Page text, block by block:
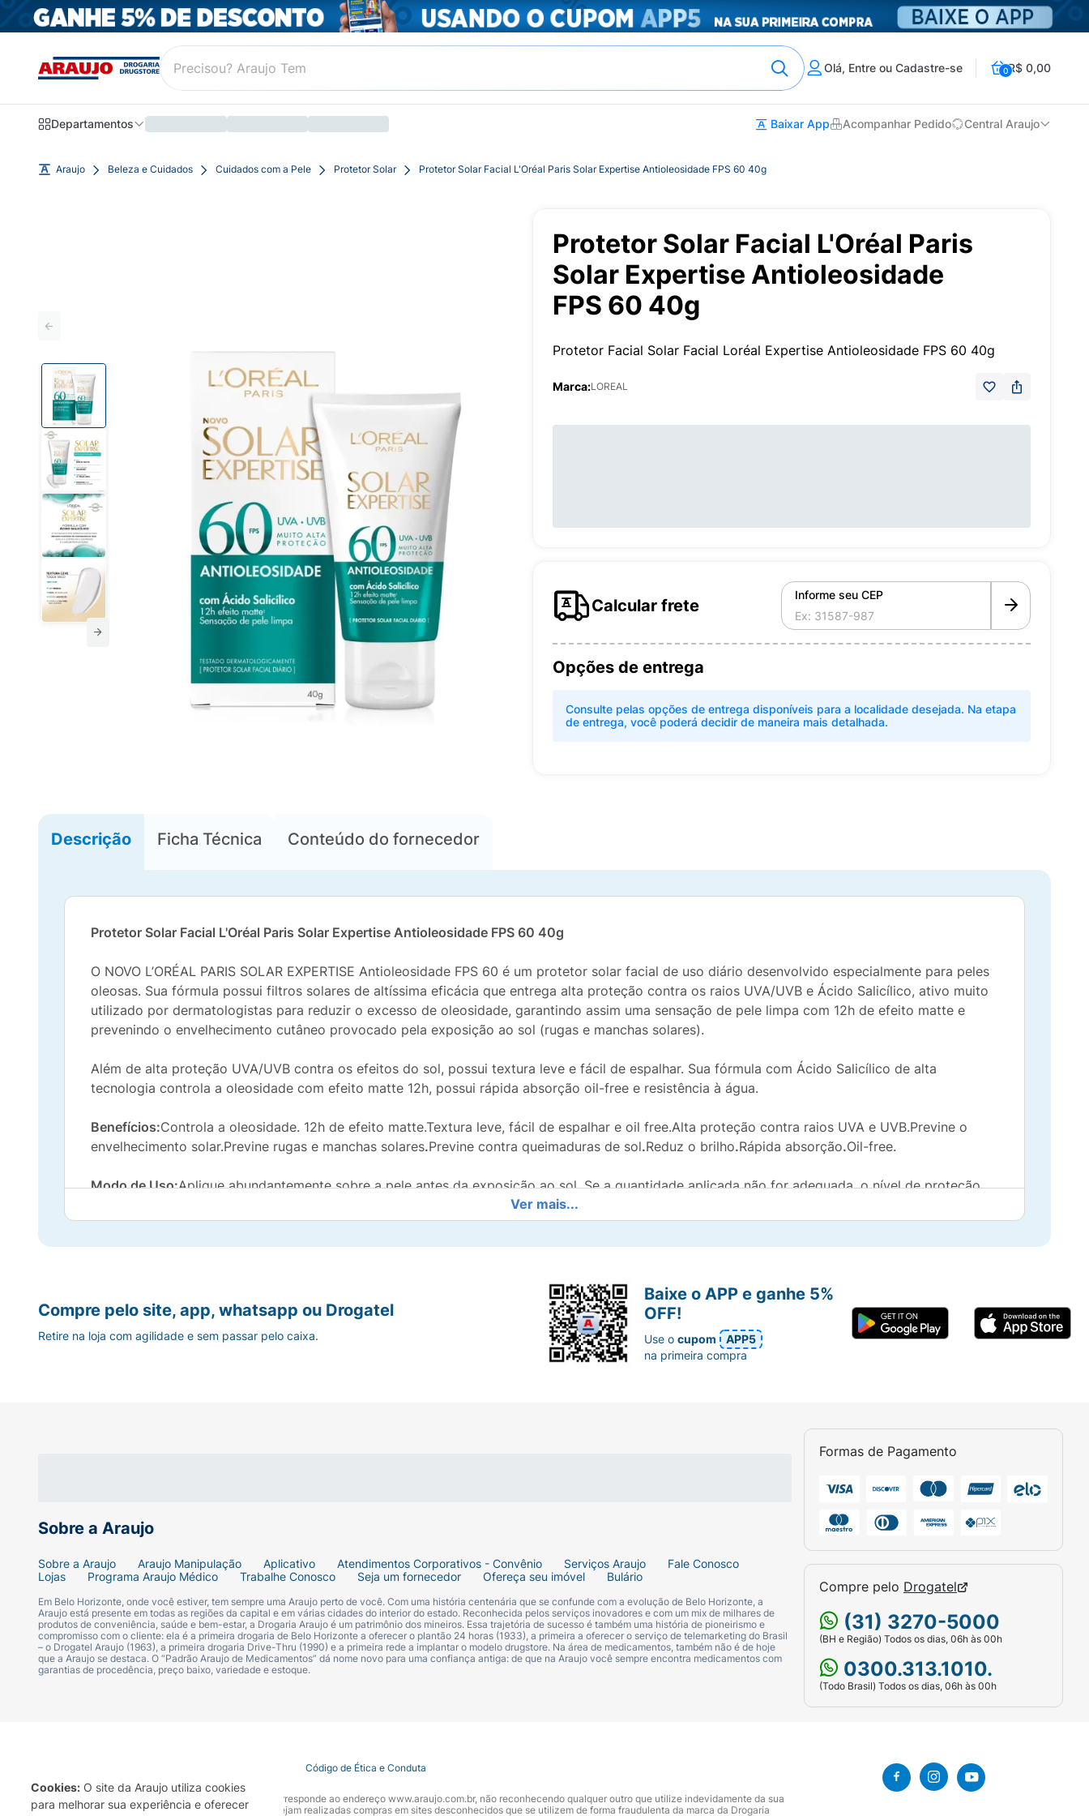
Cookies: O site da Araujo utiliza cookies
para melhorar sua experiência e oferecer
Olá, Entre ou Cadastre-se 0R$ 0,00
Departamentos Baixar App Acompanhar Pedido Central Araujo
Araujo Beleza e Cuidados Cuidados com a Pele Protetor Solar Protetor Solar Facial L'Oréal Paris Solar Expertise Antioleosidade FPS 60 40g
Protetor Solar Facial L'Oréal Paris
Solar Expertise Antioleosidade
FPS 60 40g
Protetor Facial Solar Facial Loréal Expertise Antioleosidade FPS 60 40g
Marca:LOREAL
Calcular frete
Informe seu CEP
Opções de entrega
Consulte pelas opções de entrega disponíveis para a localidade desejada. Na etapa
de entrega, você poderá decidir de maneira mais detalhada.
Descrição Ficha Técnica Conteúdo do fornecedor
Protetor Solar Facial L'Oréal Paris Solar Expertise Antioleosidade FPS 60 40g
O NOVO L’ORÉAL PARIS SOLAR EXPERTISE Antioleosidade FPS 60 é um protetor solar facial de uso diário desenvolvido especialmente para peles
oleosas. Sua fórmula possui filtros solares de altíssima eficácia que entrega alta proteção contra os raios UVA/UVB e Ácido Salicílico, ativo muito
utilizado por dermatologistas para reduzir o excesso de oleosidade, garantindo assim uma sensação de pele limpa com 12h de efeito matte e
prevenindo o envelhecimento cutâneo provocado pela exposição ao sol (rugas e manchas solares).
Além de alta proteção UVA/UVB contra os efeitos do sol, possui textura leve e fácil de espalhar. Sua fórmula com Ácido Salicílico de alta
tecnologia controla a oleosidade com efeito matte 12h, possui rápida absorção oil-free e resistência à água.
Benefícios:Controla a oleosidade. 12h de efeito matte.Textura leve, fácil de espalhar e oil free.Alta proteção contra raios UVA e UVB.Previne o
envelhecimento solar.Previne rugas e manchas solares.Previne contra queimaduras de sol.Reduz o brilho.Rápida absorção.Oil-free.
Modo de Uso:Aplique abundantemente sobre a pele antes da exposição ao sol. Se a quantidade aplicada não for adequada, o nível de proteção
será significativamente reduzido. É necessária a reaplicação do produto para manter a sua efetividade. Reaplicar sempre, após sudorese intensa,
nadar ou banhar-se, secar-se com toalha e durante a exposição ao sol.
Ver mais...
Sobre a Araujo
Sobre a Araujo Araujo Manipulação Aplicativo Atendimentos Corporativos - Convênio Serviços Araujo
Fale Conosco
Lojas
Programa Araujo Médico Trabalhe Conosco Seja um fornecedor Ofereça seu imóvel Bulário
Em Belo Horizonte, onde você estiver, tem sempre uma Araujo perto de você. Com uma história centenária que se confunde com a evolução de Belo Horizonte, a
Araujo está presente em todas as regiões da capital e em várias cidades do interior do estado. Reconhecida pelos serviços inovadores e com um mix de milhares de
produtos de conveniência, saúde e bem-estar, a Drogaria Araujo é um patrimônio dos mineiros. Essa trajetória de sucesso é também uma história de pioneirismo e
compromisso com o cliente: ela é a primeira drogaria de Belo Horizonte a oferecer o plantão 24 horas (1933), a primeira a oferecer o serviço de telemarketing do Brasil
– o Drogatel Araujo (1963), a primeira drogaria Drive-Thru (1990) e a primeira rede a implantar o modelo drugstore. Na área de medicamentos, também não é de hoje
que a Araujo se destaca. O “Padrão Araujo de Medicamentos” dá nome novo para uma confiança antiga: de que na Araujo você sempre encontra medicamentos com
garantias de procedência, preço baixo, variedade e estoque.
Formas de Pagamento
Compre pelo Drogatel
(31) 3270-5000
(BH e Região) Todos os dias, 06h às 00h
0300.313.1010.
(Todo Brasil) Todos os dias, 06h às 00h
Compre pelo site, app, whatsapp ou Drogatel
Retire na loja com agilidade e sem passar pelo caixa.
Baixe o APP e ganhe 5%
OFF!
Use ocupom
APP5
na primeira compra
Código de Ética e Conduta
A Drogaria Araujo S/A informa que o seu site oficial corresponde ao endereço www.araujo.com.br, não reconhecendo qualquer outro que utilize indevidamente da sua
marca. Para sua segurança recomendamos que não sejam realizadas compras em sites desconhecidos que se utilizem de forma fraudulenta da marca da Drogaria